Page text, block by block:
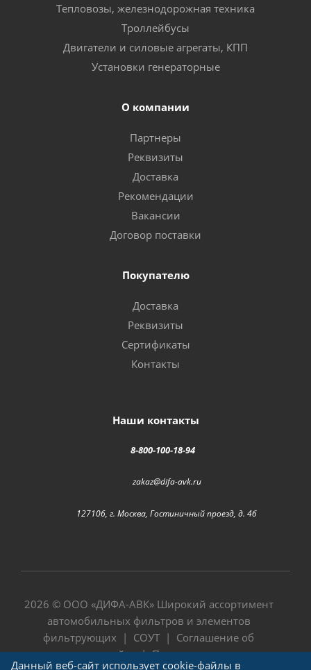
Тепловозы, железнодорожная техника
Троллейбусы
Двигатели и силовые агрегаты, КПП
Установки генераторные
О компании
Партнеры
Реквизиты
Доставка
Рекомендации
Вакансии
Договор поставки
Покупателю
Доставка
Реквизиты
Сертификаты
Контакты
Наши контакты
8-800-100-18-94
zakaz@difa-avk.ru
127106, г. Москва, Гостиничный проезд, д. 4б
2026 © ООО «ДИФА-АВК» Широкий ассортимент
автомобильных фильтров и элементов
фильтрующих | СОУТ | Соглашение об
использовании сайта|Политика в отношении
Данный веб-сайт использует cookie-файлы в